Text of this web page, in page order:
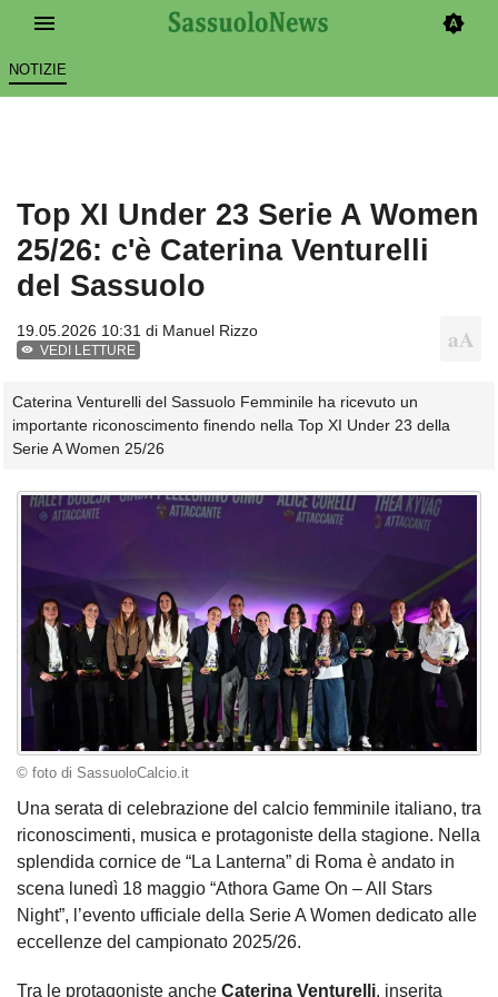
NOTIZIE
Top XI Under 23 Serie A Women
25/26: c'è Caterina Venturelli
del Sassuolo
19.05.2026 10:31 di Manuel Rizzo
VEDI LETTURE
Caterina Venturelli del Sassuolo Femminile ha ricevuto un
importante riconoscimento finendo nella Top XI Under 23 della
Serie A Women 25/26
© foto di SassuoloCalcio.it
Una serata di celebrazione del calcio femminile italiano, tra
riconoscimenti, musica e protagoniste della stagione. Nella
splendida cornice de “La Lanterna” di Roma è andato in
scena lunedì 18 maggio “Athora Game On – All Stars
Night”, l’evento ufficiale della Serie A Women dedicato alle
eccellenze del campionato 2025/26.
Tra le protagoniste anche Caterina Venturelli, inserita